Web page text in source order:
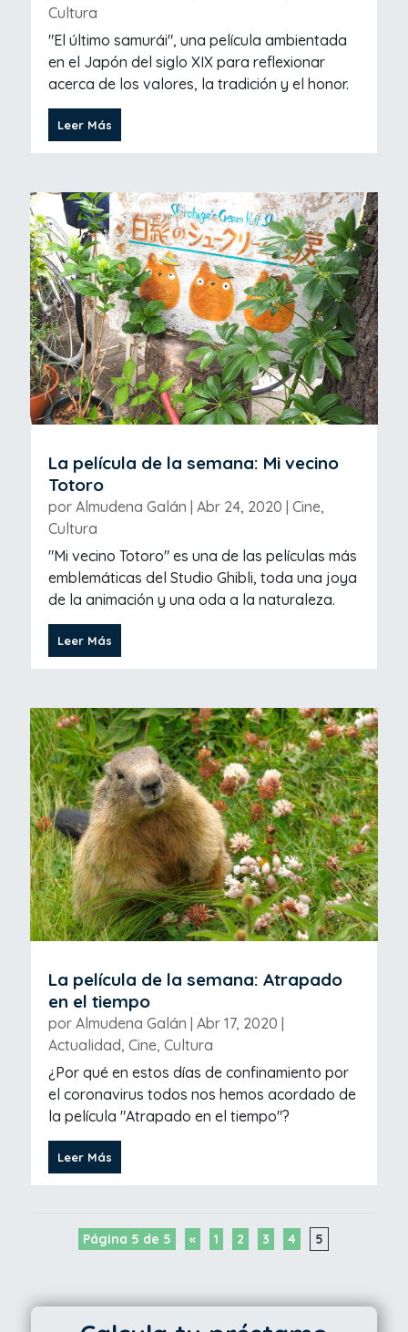
Cultura
"El último samurái", una película ambientada
en el Japón del siglo XIX para reflexionar
acerca de los valores, la tradición y el honor.
Leer Más
La película de la semana: Mi vecino
Totoro
por Almudena Galán Abr 24, 2020 Cine,
Cultura
"Mi vecino Totoro" es una de las películas más
emblemáticas del Studio Ghibli, toda una joya
de la animación y una oda a la naturaleza.
Leer Más
La película de la semana: Atrapado
en el tiempo
por Almudena Galán Abr 17, 2020
Actualidad, Cine, Cultura
¿Por qué en estos días de confinamiento por
el coronavirus todos nos hemos acordado de
la película "Atrapado en el tiempo"?
Leer Más
Página 5 de 5 « 1 2 3 4 5